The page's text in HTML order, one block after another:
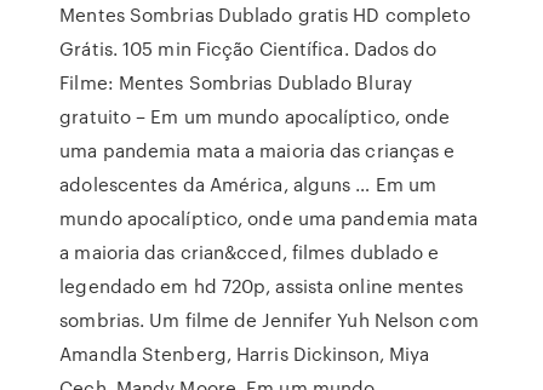
Mentes Sombrias Dublado gratis HD completo
Grátis. 105 min Ficção Científica. Dados do
Filme: Mentes Sombrias Dublado Bluray
gratuito – Em um mundo apocalíptico, onde
uma pandemia mata a maioria das crianças e
adolescentes da América, alguns … Em um
mundo apocalíptico, onde uma pandemia mata
a maioria das crian&cced, filmes dublado e
legendado em hd 720p, assista online mentes
sombrias. Um filme de Jennifer Yuh Nelson com
Amandla Stenberg, Harris Dickinson, Miya